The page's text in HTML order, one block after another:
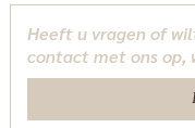
antique
large
Richmond
aantal
Heeft u vragen of
contact met ons op,